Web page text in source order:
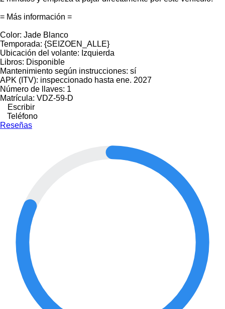
= Más información =
Color: Jade Blanco
Temporada: {SEIZOEN_ALLE}
Ubicación del volante: Izquierda
Libros: Disponible
Mantenimiento según instrucciones: sí
APK (ITV): inspeccionado hasta ene. 2027
Número de llaves: 1
Matrícula: VDZ-59-D
Escribir
Teléfono
Reseñas